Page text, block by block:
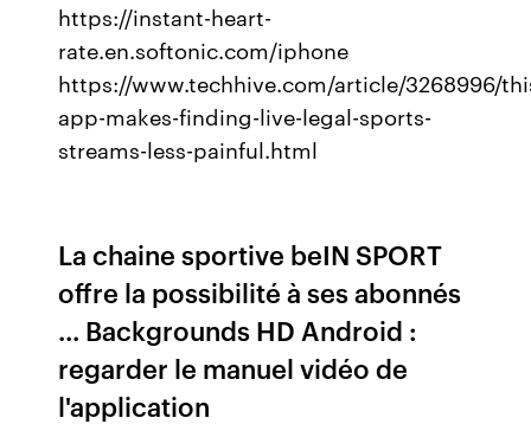
https://instant-heart-
rate.en.softonic.com/iphone
https://www.techhive.com/article/3268996/
app-makes-finding-live-legal-sports-
streams-less-painful.html
La chaine sportive beIN SPORT
offre la possibilité à ses abonnés
... Backgrounds HD Android :
regarder le manuel vidéo de
l'application